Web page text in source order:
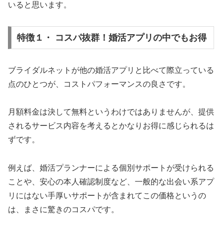
いると思います。
特徴１・ コスパ抜群！婚活アプリの中でもお得
ブライダルネットが他の婚活アプリと比べて際立っている
点のひとつが、コストパフォーマンスの良さです。
月額料金は決して無料というわけではありませんが、提供
されるサービス内容を考えるとかなりお得に感じられるは
ずです。
例えば、婚活プランナーによる個別サポートが受けられる
ことや、安心の本人確認制度など、一般的な出会い系アプ
リにはない手厚いサポートが含まれてこの価格というの
は、まさに驚きのコスパです。